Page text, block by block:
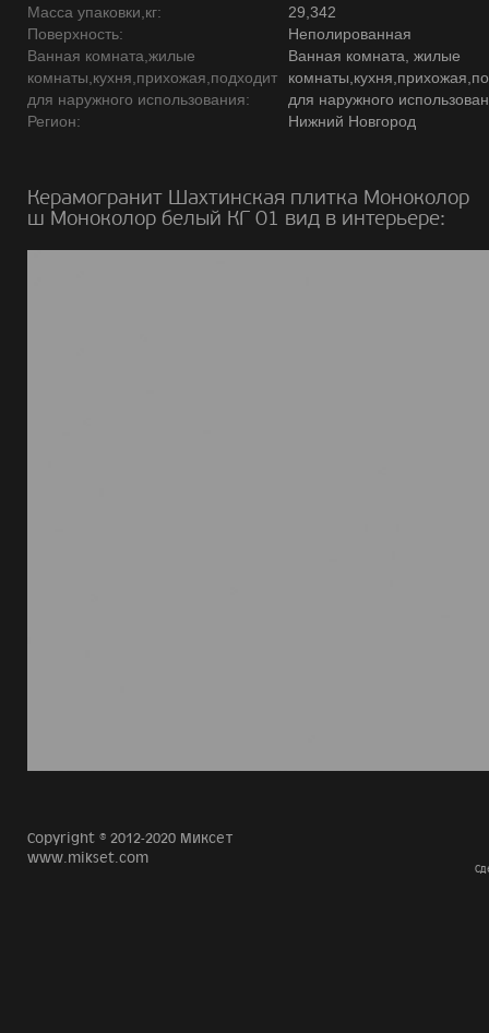
Масса упаковки,кг:
29,342
Поверхность:
Неполированная
Ванная комната,жилые
комнаты,кухня,прихожая,подходит
для наружного использования:
Ванная комната, жилые
для наружного
Регион:
Нижний Новгород
Керамогранит Шахтинская плитка Моноколор
ш Моноколор белый КГ 01 вид в интерьере:
Copyright © 2012-2020 Миксет
www.mikset.com